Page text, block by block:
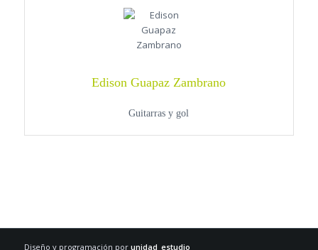
Edison Guapaz Zambrano
Guitarras y gol
Diseño y programación por unidad_estudio